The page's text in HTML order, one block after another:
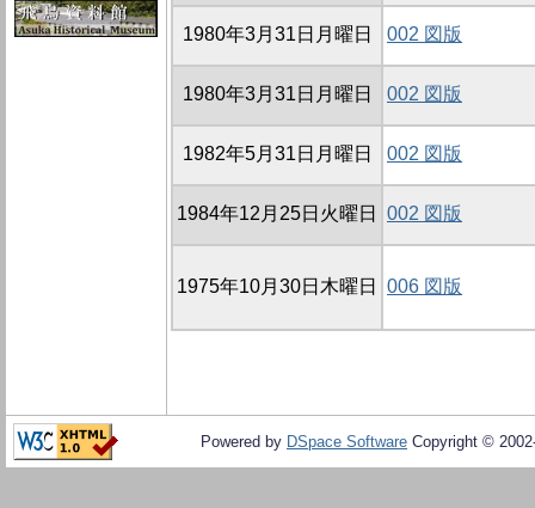
1980年3月31日月曜日 002 図版
1980年3月31日月曜日 002 図版
1982年5月31日月曜日 002 図版
1984年12月25日火曜日 002 図版
1975年10月30日木曜日 006 図版
Powered by DSpace Software Copyright ©